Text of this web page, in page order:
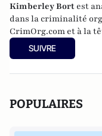
Kimberley Bort est
dans la criminalité
CrimOrg.com et à la
contenus sur les
dynamiques du crime
SUIVRE
POPULAIRES